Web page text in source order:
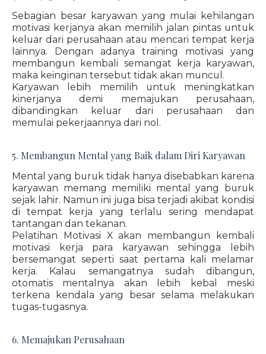
Sebagian besar karyawan yang mulai kehilangan
motivasi kerjanya akan memilih jalan pintas untuk
keluar dari perusahaan atau mencari tempat kerja
lainnya. Dengan adanya training motivasi yang
membangun kembali semangat kerja karyawan,
maka keinginan tersebut tidak akan muncul.
Karyawan lebih memilih untuk meningkatkan
kinerjanya demi memajukan perusahaan,
dibandingkan keluar dari perusahaan dan
memulai pekerjaannya dari nol.
5. Membangun Mental yang Baik dalam Diri Karyawan
Mental yang buruk tidak hanya disebabkan karena
karyawan memang memiliki mental yang buruk
sejak lahir. Namun ini juga bisa terjadi akibat kondisi
di tempat kerja yang terlalu sering mendapat
tantangan dan tekanan.
Pelatihan Motivasi X akan membangun kembali
motivasi kerja para karyawan sehingga lebih
bersemangat seperti saat pertama kali melamar
kerja. Kalau semangatnya sudah dibangun,
otomatis mentalnya akan lebih kebal meski
terkena kendala yang besar selama melakukan
tugas-tugasnya.
6. Memajukan Perusahaan